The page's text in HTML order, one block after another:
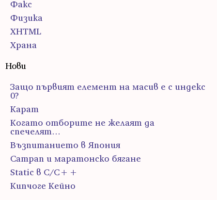
Факс
Физика
ХHTML
Храна
Нови
Защо първият елемент на масив е с индекс
0?
Карат
Когато отборите не желаят да
спечелят…
Възпитанието в Япония
Сатрап и маратонско бягане
Static в C/C++
Кипчоге Кейно